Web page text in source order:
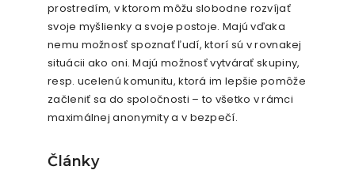
prostredím, v ktorom môžu slobodne rozvíjať
svoje myšlienky a svoje postoje. Majú vďaka
nemu možnosť spoznať ľudí, ktorí sú v rovnakej
situácii ako oni. Majú možnosť vytvárať skupiny,
resp. ucelenú komunitu, ktorá im lepšie pomôže
začleniť sa do spoločnosti – to všetko v rámci
maximálnej anonymity a v bezpečí.
Články